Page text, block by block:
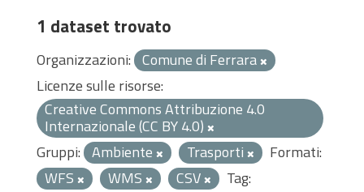
1 dataset trovato
Organizzazioni: Comune di Ferrara
Licenze sulle risorse:
Creative Commons Attribuzione 4.0
Internazionale (CC BY 4.0)
Gruppi: Ambiente Trasporti
Formati:
WFS
WMS CSV
Tag: